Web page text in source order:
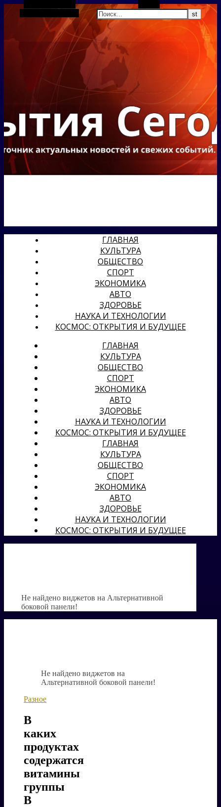
Боковая панель
ГЛАВНАЯ
КУЛЬТУРА
ОБЩЕСТВО
СПОРТ
ЭКОНОМИКА
АВТО
ЗДОРОВЬЕ
НАУКА И ТЕХНОЛОГИИ
КОСМОС: ОТКРЫТИЯ И БУДУЩЕЕ
ГЛАВНАЯ
КУЛЬТУРА
ОБЩЕСТВО
СПОРТ
ЭКОНОМИКА
АВТО
ЗДОРОВЬЕ
НАУКА И ТЕХНОЛОГИИ
КОСМОС: ОТКРЫТИЯ И БУДУЩЕЕ
ГЛАВНАЯ
КУЛЬТУРА
ОБЩЕСТВО
СПОРТ
ЭКОНОМИКА
АВТО
ЗДОРОВЬЕ
НАУКА И ТЕХНОЛОГИИ
КОСМОС: ОТКРЫТИЯ И БУДУЩЕЕ
Не найдено виджетов на Альтернативной
боковой панели!
Не найдено виджетов на
Альтернативной боковой панели!
Разное
В
каких
продуктах
содержатся
витамины
группы
B